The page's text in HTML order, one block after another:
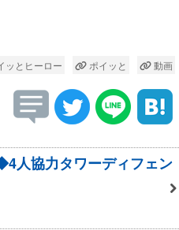
ッとヒーロー ポイッと 動画
人協力タワーディフェン